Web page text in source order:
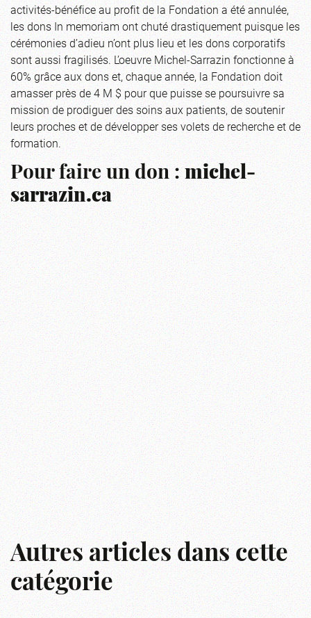
activités-bénéfice au profit de la Fondation a été annulée,
les dons In memoriam ont chuté drastiquement puisque les
cérémonies d’adieu n’ont plus lieu et les dons corporatifs
sont aussi fragilisés. L’oeuvre Michel-Sarrazin fonctionne à
60% grâce aux dons et, chaque année, la Fondation doit
amasser près de 4 M $ pour que puisse se poursuivre sa
mission de prodiguer des soins aux patients, de soutenir
leurs proches et de développer ses volets de recherche et de
formation.
Pour faire un don :michel-
sarrazin.ca
Autres articles dans cette
catégorie